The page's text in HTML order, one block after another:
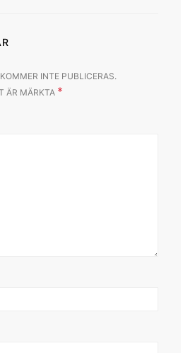
INTE PUBLICERAS.
ÄR MÄRKTA *